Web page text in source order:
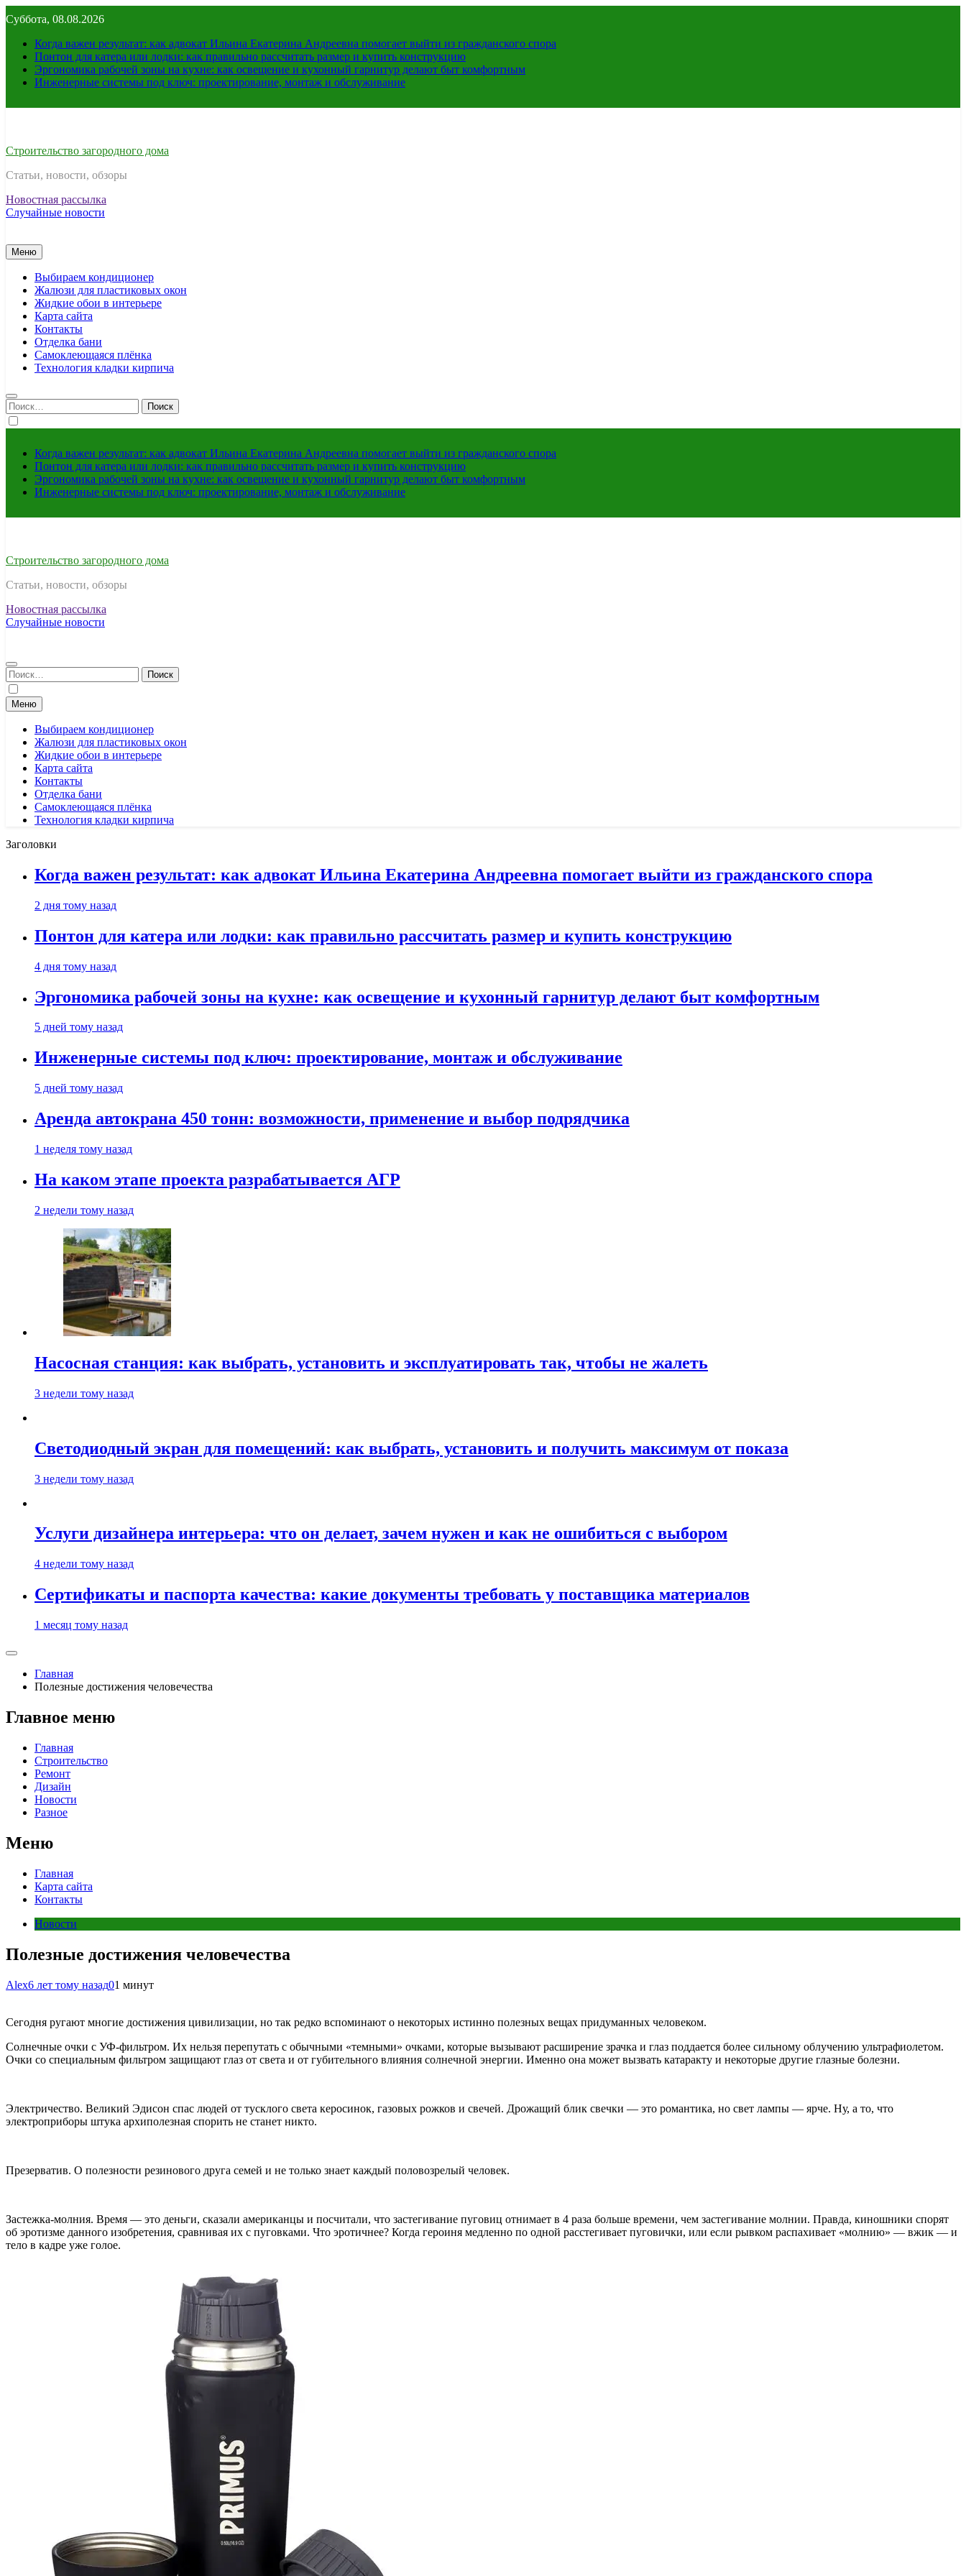
к
содержимому
Суббота, 08.08.2026
Когда важен результат: как адвокат Ильина Екатерина Андреевна помогает выйти из гражданского спора
Понтон для катера или лодки: как правильно рассчитать размер и купить конструкцию
Эргономика рабочей зоны на кухне: как освещение и кухонный гарнитур делают быт комфортным
Инженерные системы под ключ: проектирование, монтаж и обслуживание
Строительство загородного дома
Статьи, новости, обзоры
Новостная рассылка
Случайные новости
Меню
Выбираем кондиционер
Жалюзи для пластиковых окон
Жидкие обои в интерьере
Карта сайта
Контакты
Отделка бани
Самоклеющаяся плёнка
Технология кладки кирпича
Найти:
Когда важен результат: как адвокат Ильина Екатерина Андреевна помогает выйти из гражданского спора
Понтон для катера или лодки: как правильно рассчитать размер и купить конструкцию
Эргономика рабочей зоны на кухне: как освещение и кухонный гарнитур делают быт комфортным
Инженерные системы под ключ: проектирование, монтаж и обслуживание
Строительство загородного дома
Статьи, новости, обзоры
Новостная рассылка
Случайные новости
Найти:
Меню
Выбираем кондиционер
Жалюзи для пластиковых окон
Жидкие обои в интерьере
Карта сайта
Контакты
Отделка бани
Самоклеющаяся плёнка
Технология кладки кирпича
Заголовки
Когда важен результат: как адвокат Ильина Екатерина Андреевна помогает выйти из гражданского спора
2 дня тому назад
Понтон для катера или лодки: как правильно рассчитать размер и купить конструкцию
4 дня тому назад
Эргономика рабочей зоны на кухне: как освещение и кухонный гарнитур делают быт комфортным
5 дней тому назад
Инженерные системы под ключ: проектирование, монтаж и обслуживание
5 дней тому назад
Аренда автокрана 450 тонн: возможности, применение и выбор подрядчика
1 неделя тому назад
На каком этапе проекта разрабатывается АГР
2 недели тому назад
Насосная станция: как выбрать, установить и эксплуатировать так, чтобы не жалеть
3 недели тому назад
Светодиодный экран для помещений: как выбрать, установить и получить максимум от показа
3 недели тому назад
Услуги дизайнера интерьера: что он делает, зачем нужен и как не ошибиться с выбором
4 недели тому назад
Сертификаты и паспорта качества: какие документы требовать у поставщика материалов
1 месяц тому назад
Главная
Полезные достижения человечества
Главное меню
Главная
Строительство
Ремонт
Дизайн
Новости
Разное
Меню
Главная
Карта сайта
Контакты
Новости
Полезные достижения человечества
Alex6 лет тому назад01 минут
Сегодня ругают многие достижения цивилизации, но так редко вспоминают о некоторых истинно полезных вещах придуманных человеком.
Солнечные очки с УФ-фильтром. Их нельзя перепутать с обычными «темными» очками, которые вызывают расширение зрачка и глаз поддается более сильному облучению ультрафиолетом.
Очки со специальным фильтром защищают глаз от света и от губительного влияния солнечной энергии. Именно она может вызвать катаракту и некоторые другие глазные болезни.
Электричество. Великий Эдисон спас людей от тусклого света керосинок, газовых рожков и свечей. Дрожащий блик свечки — это романтика, но свет лампы — ярче. Ну, а то, что
электроприборы штука архиполезная спорить не станет никто.
Презерватив. О полезности резинового друга семей и не только знает каждый половозрелый человек.
Застежка-молния. Время — это деньги, сказали американцы и посчитали, что застегивание пуговиц отнимает в 4 раза больше времени, чем застегивание молнии. Правда, киношники спорят
об эротизме данного изобретения, сравнивая их с пуговками. Что эротичнее? Когда героиня медленно по одной расстегивает пуговички, или если рывком распахивает «молнию» — вжик — и
тело в кадре уже голое.